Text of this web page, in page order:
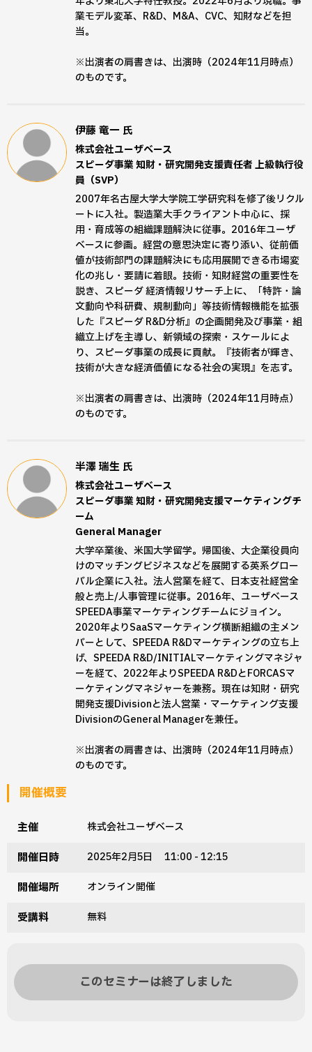
業モデル変革、R&D、M&A、CVC、知財などを担
当。
※出演者の肩書きは、出演時（2024年11月時点）
のものです。
伊藤 竜一 氏
株式会社ユーザベース
スピーダ事業 知財・研究開発支援責任者 上級執行役
員（SVP）
2007年名古屋大学大学院工学研究科を修了後リクル
ートに入社。製造業大手クライアント中心に、採
用・育成等の組織課題解決に従事。2016年ユーザ
ベースに参画。経営の意思決定に寄り添い、従前価
値が技術部門の課題解決にも応用展開できる市場変
化の兆し・要請に着眼。技術・知財経営の重要性を
説き、スピーダ 経済情報リサーチ上に、「特許・論
文動向や科研費、規制動向」等技術情報機能を拡張
した『スピーダ R&D分析』の企画開発及び事業・組
織立上げを主導し、新領域の探索・スケールによ
り、スピーダ事業の成長に貢献。『技術者が輝き、
技術が大きな経済価値になる社会の実現』を志す。
※出演者の肩書きは、出演時（2024年11月時点）
のものです。
半澤 瑞生 氏
株式会社ユーザベース
スピーダ事業 知財・研究開発支援マーケティングチ
ーム
General Manager
大学卒業後、米国大学留学。帰国後、大企業役員向
けのマッチングビジネスなどを展開する英系グロー
バル企業に入社。法人営業を経て、日本支社経営全
般と売上/人事管理に従事。2016年、ユーザベース
SPEEDA事業マーケティングチームにジョイン。
2020年よりSaaSマーケティング横断組織の主メン
バーとして、SPEEDA R&Dマーケティングの立ち上
げ、SPEEDA R&D/INITIALマーケティングマネジャ
ーを経て、2022年よりSPEEDA R&DとFORCASマ
ーケティングマネジャーを兼務。現在は知財・研究
開発支援Divisionと法人営業・マーケティング支援
DivisionのGeneral Managerを兼任。
※出演者の肩書きは、出演時（2024年11月時点）
のものです。
開催概要
主催 株式会社ユーザベース
開催日時 2025年2月5日 11:00 - 12:15
開催場所 オンライン開催
受講料 無料
このセミナーは終了しました